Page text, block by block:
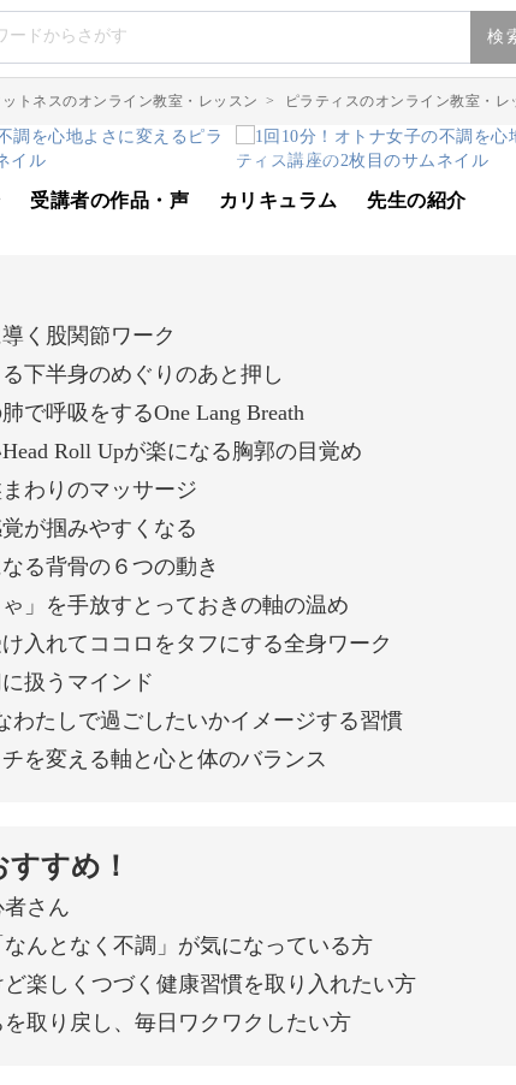
検
ットネスのオンライン教室・レッスン > ピラティスのオンライン教室・レ
受講者の作品・声 カリキュラム 先生の紹介
く股関節ワーク
下半身のめぐりのあと押し
で呼吸をするOne Lang Breath
Roll Upが楽になる胸郭の目覚め
わりのマッサージ
が掴みやすくなる
る背骨の６つの動き
」を手放すとっておきの軸の温め
入れてココロをタフにする全身ワーク
扱うマインド
わたしで過ごしたいかイメージする習慣
を変える軸と心と体のバランス
すめ！
さん
んとなく不調」が気になっている方
楽しくつづく健康習慣を取り入れたい方
取り戻し、毎日ワクワクしたい方